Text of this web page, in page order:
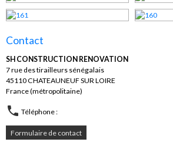
Contact
SH CONSTRUCTION RENOVATION
7 rue des tirailleurs sénégalais
45110 CHATEAUNEUF SUR LOIRE
France (métropolitaine)
Téléphone :
Formulaire de contact